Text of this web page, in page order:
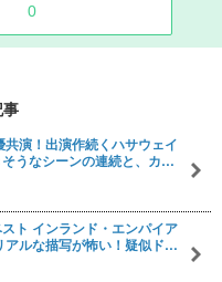
0
事
演！出演作続くハサウェイ
うなシーンの連続と、カ…
ト インランド・エンパイア
アルな描写が怖い！疑似ド…